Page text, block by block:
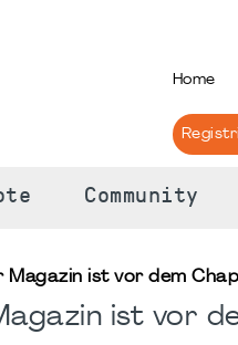
Home
Community
Magazin ist vor dem
ist vor